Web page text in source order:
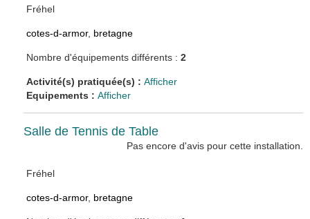
Fréhel
cotes-d-armor, bretagne
Nombre d'équipements différents :2
Activité(s) pratiquée(s) :Afficher
Equipements :Afficher
Salle de Tennis de Table
Pas encore d'avis pour cette installation.
Fréhel
cotes-d-armor, bretagne